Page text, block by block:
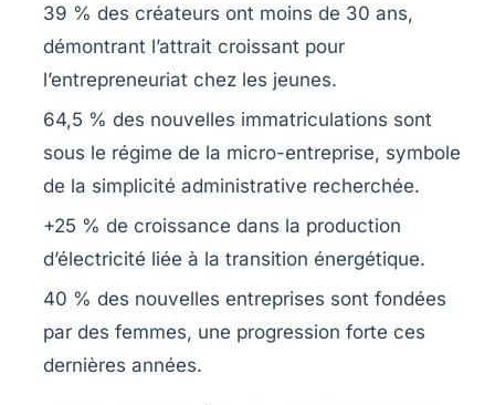
39 % des créateurs ont moins de 30 ans,
démontrant l’attrait croissant pour
l’entrepreneuriat chez les jeunes.
64,5 % des nouvelles immatriculations sont
sous le régime de la micro-entreprise, symbole
de la simplicité administrative recherchée.
+25 % de croissance dans la production
d’électricité liée à la transition énergétique.
40 % des nouvelles entreprises sont fondées
par des femmes, une progression forte ces
dernières années.